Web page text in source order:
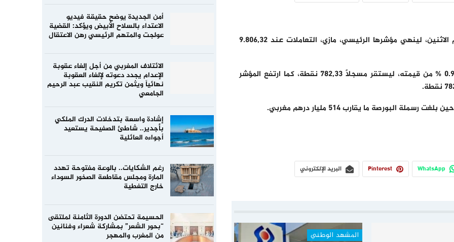
ارتفعت بورصة المغرب مع إغلاق التعاملات مساء اليوم الاثنين، لينهي مؤشرها الرئيسي، مازي، التعاملات عند 9.806,32
وأضاف مؤشر أداء المقاولات المدرجة في البورصة نحو 0.9 % من قيمته، ليستقر مسجلاً 782,33 نقطة، كما ارتفع المؤشر
WhatsApp
Pinterest البريد الإلكتروني
المشهد الوطني
أمن الجديدة يوضح حقيقة فيديو
الاعتداء بالسلاح الأبيض ويؤكد: القضية
عولجت والمتهم الرئيسي رهن الاعتقال
الائتلاف المغربي من أجل إلغاء عقوبة
الإعدام يجدد دعوته لإلغاء العقوبة
نهائياً ويثمن تكريم النقيب عبد الرحيم
الجامعي
إشادة واسعة بتدخلات الدرك الملكي
بأجدير.. شاطئ الصفيحة يستعيد
أجواءه العائلية
رغم الشكايات.. بالوعة مفتوحة تهدد
المارة ومجلس مقاطعة الصخور السوداء
خارج التغطية
الحسيمة تحتضن الدورة الثامنة لملتقى
“بحور الشعر” بمشاركة شعراء وفنانين
من المغرب والمهجر